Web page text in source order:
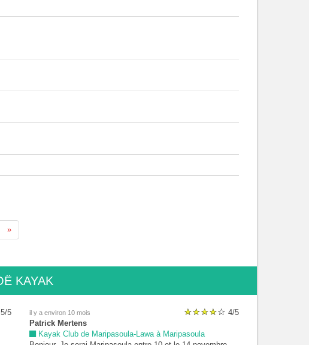
»
KAYAK
5/5
il y a environ 10 mois
4/5
Patrick Mertens
Kayak Club de Maripasoula-Lawa à Maripasoula